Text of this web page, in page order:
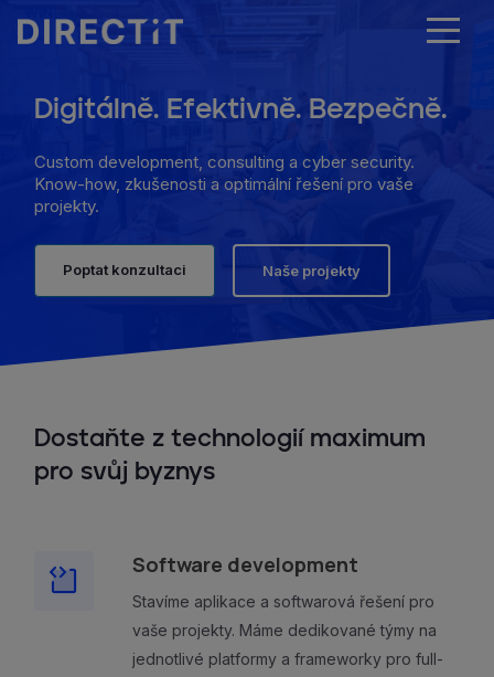
Digitálně. Efektivně. Bezpečně.
Custom development, consulting a cyber security.
Know-how, zkušenosti a optimální řešení pro vaše
projekty.
Poptat konzultaci Naše projekty
Dostaňte z technologií maximum
pro svůj byznys
Software development
Stavíme aplikace a softwarová řešení pro
vaše projekty. Máme dedikované týmy na
jednotlivé platformy a frameworky pro full-